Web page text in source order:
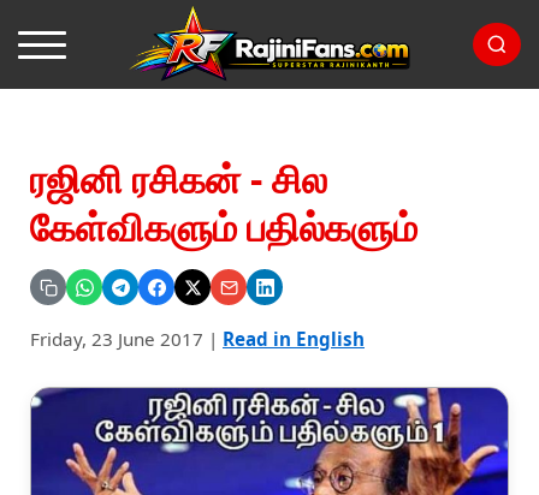
ரஜினி ரசிகன் - சில
கேள்விகளும் பதில்களும்
Friday, 23 June 2017 | Read in English